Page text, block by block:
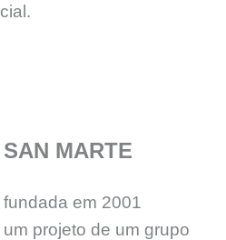
MARTE
em 2001
projeto de um grupo